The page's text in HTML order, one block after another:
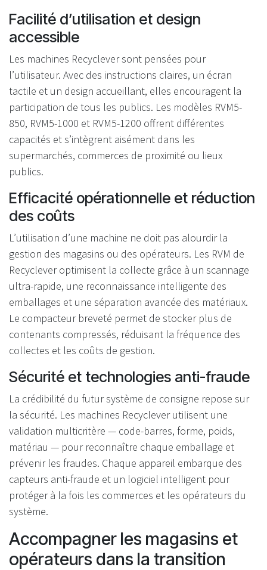
Facilité d’utilisation et design
accessible
Les machines Recyclever sont pensées pour
l’utilisateur. Avec des instructions claires, un écran
tactile et un design accueillant, elles encouragent la
participation de tous les publics. Les modèles RVM5-
850, RVM5-1000 et RVM5-1200 offrent différentes
capacités et s’intègrent aisément dans les
supermarchés, commerces de proximité ou lieux
publics.
Efficacité opérationnelle et réduction
des coûts
L’utilisation d’une machine ne doit pas alourdir la
gestion des magasins ou des opérateurs. Les RVM de
Recyclever optimisent la collecte grâce à un scannage
ultra-rapide, une reconnaissance intelligente des
emballages et une séparation avancée des matériaux.
Le compacteur breveté permet de stocker plus de
contenants compressés, réduisant la fréquence des
collectes et les coûts de gestion.
Sécurité et technologies anti-fraude
La crédibilité du futur système de consigne repose sur
la sécurité. Les machines Recyclever utilisent une
validation multicritère — code-barres, forme, poids,
matériau — pour reconnaître chaque emballage et
prévenir les fraudes. Chaque appareil embarque des
capteurs anti-fraude et un logiciel intelligent pour
protéger à la fois les commerces et les opérateurs du
système.
Accompagner les magasins et
opérateurs dans la transition